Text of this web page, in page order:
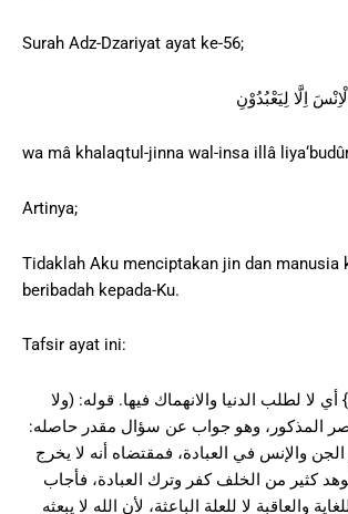
Surah Adz-Dzariyat ayat ke-56;
wa mâ khalaqtul-jinna wal-insa illâ
Artinya;
Tidaklah Aku menciptakan jin dan manusia
beribadah kepada-Ku.
Tafsir ayat ini:
أي لا لطلب الدنيا والانهماك فيها. قوله: (ولا
المذكور، وهو جواب عن سؤال مقدر حاصله:
والإنس في العبادة، فمقتضاه أنه لا يخرج
كثير من الخلف كفر وترك العبادة، فأجاب
والعاقبة لا للعلة الباعثة، لأن الله لا يبعثه